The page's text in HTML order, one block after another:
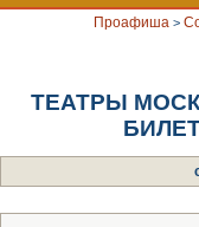
Проафиша >
ТЕАТРЫ